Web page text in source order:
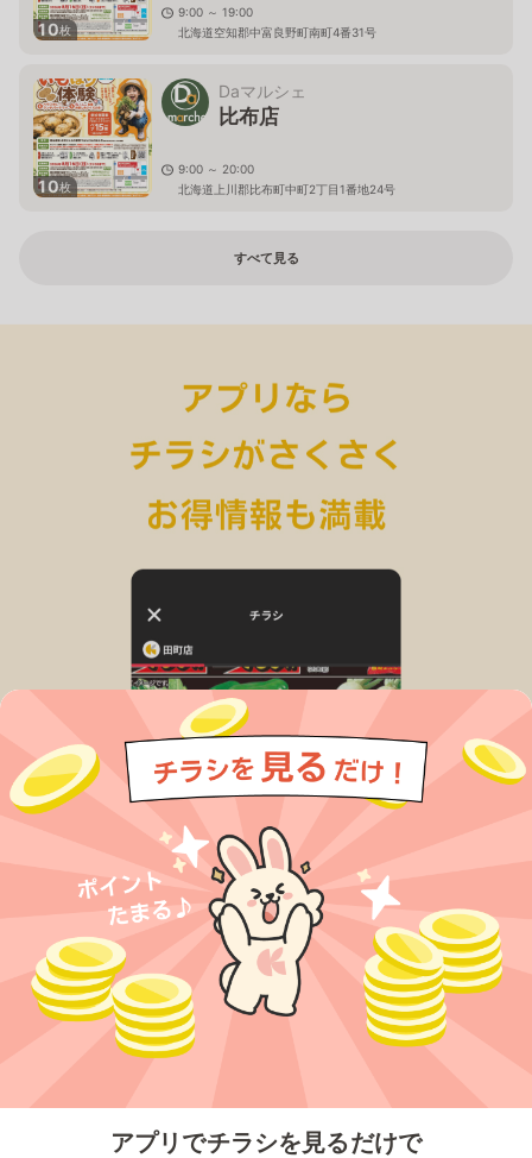
アプリでチラシを見るだけで
10枚
9:00 ～ 19:00
北海道空知郡中富良野町南町4番31号
10枚
Daマルシェ
比布店
9:00 ～ 20:00
北海道上川郡比布町中町2丁目1番地24号
すべて見る